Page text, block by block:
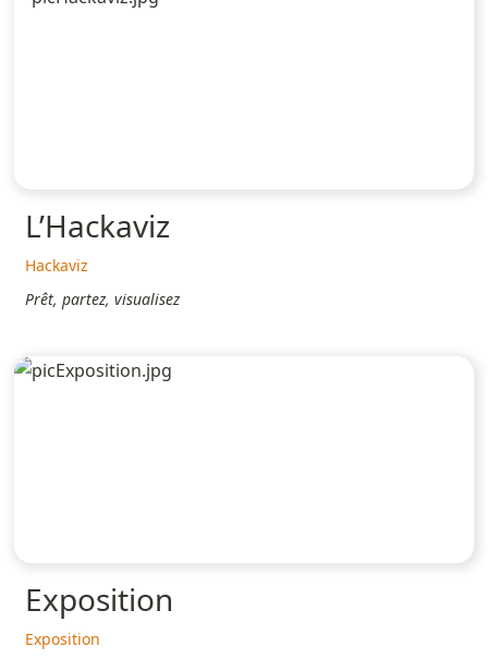
L’Hackaviz
Hackaviz
Prêt, partez, visualisez
Exposition
Exposition